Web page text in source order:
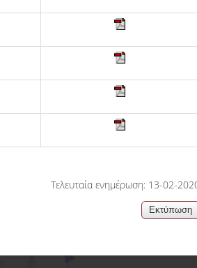
Τελευταία ενημέρωση: 13-02-